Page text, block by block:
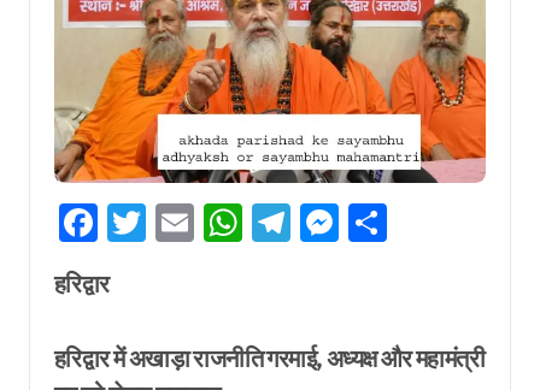
Facebook
Twitter
EmailWhatsApp
Telegram
Messenger
हरिद्वार
हरिद्वार में अखाड़ा राजनीति गरमाई, अध्यक्ष और महामंत्री